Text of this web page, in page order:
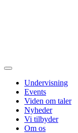
Undervisning
Events
Viden om taler
Nyheder
Vi tilbyder
Om os